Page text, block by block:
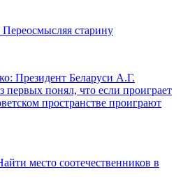
старину
Президент Беларуси А.Г.
понял, что если проиграет
пространстве проиграют
место соотечественников в